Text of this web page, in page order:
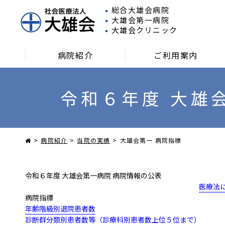
総合大雄会病院
大雄会第一病院
大雄会クリニック
病院紹介 ご利用案内
令和６年度 大雄
病院紹介 当院の実績 大雄会第一 病院指標
令和６年度大雄会第一病院病院情報の公表
医療法
病院指標
年齢階級別退院患者数
診断群分類別患者数等（診療科別患者数上位５位まで）